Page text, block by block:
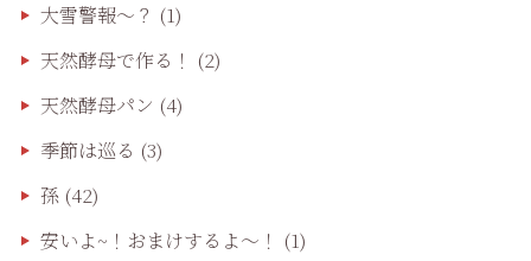
大雪警報〜？ (1)
天然酵母で作る！ (2)
天然酵母パン (4)
季節は巡る (3)
孫(42)
安いよ~！おまけするよ～！ (1)